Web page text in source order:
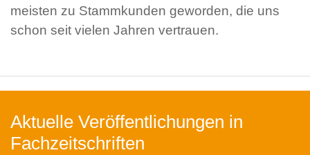
meisten zu Stammkunden geworden, die uns
schon seit vielen Jahren vertrauen.
Aktuelle Veröffentlichungen in
Fachzeitschriften